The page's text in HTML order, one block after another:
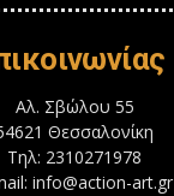
Αλ. Σβώλου 55
Θεσσαλονίκη
Τηλ: 2310271978
info@action-art.gr